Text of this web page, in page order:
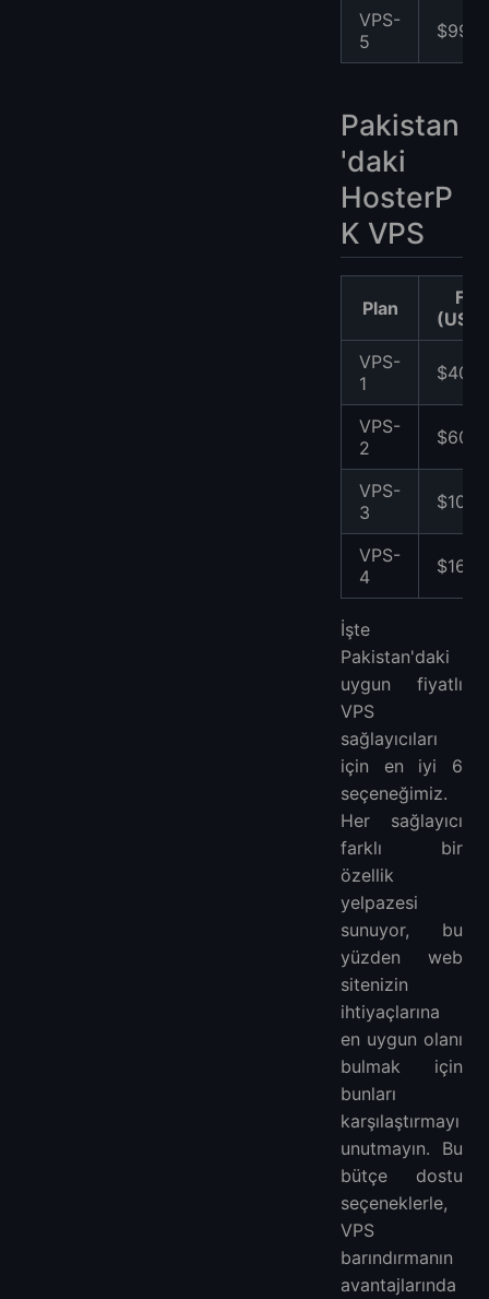
VPS-
5
$99
Pakistan
'daki
HosterP
K VPS
Plan
VPS-
1
$40
VPS-
2
$60
VPS-
3
$100
VPS-
4
$160
İşte
Pakistan'daki
uygun fiyatlı
VPS
sağlayıcıları
için en iyi 6
seçeneğimiz.
Her sağlayıcı
farklı bir
özellik
yelpazesi
sunuyor, bu
yüzden web
sitenizin
ihtiyaçlarına
en uygun olanı
bulmak için
bunları
karşılaştırmayı
unutmayın. Bu
bütçe dostu
seçeneklerle,
VPS
barındırmanın
avantajlarında